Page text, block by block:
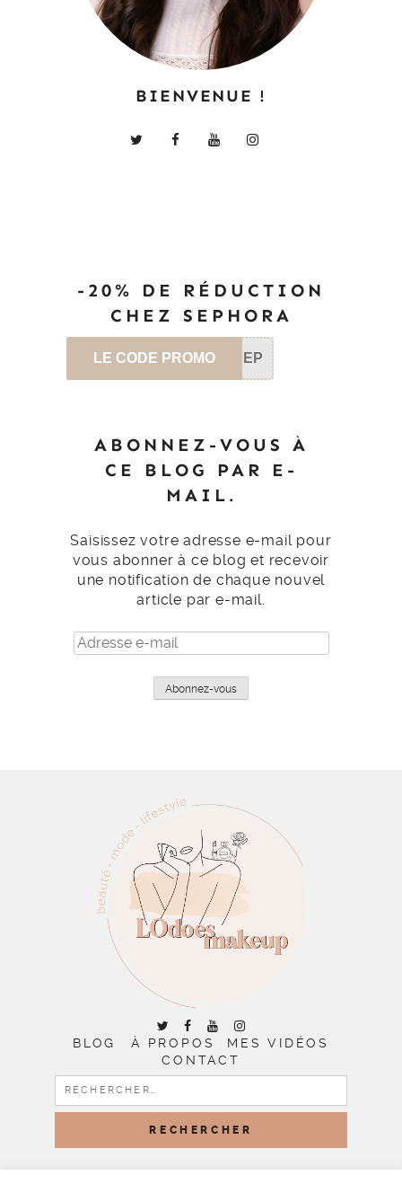
BIENVENUE !
-20% DE RÉDUCTION
CHEZ SEPHORA
LE CODE PROMO SEP
ABONNEZ-VOUS À
CE BLOG PAR E-
MAIL.
Saisissez votre adresse e-mail pour
vous abonner à ce blog et recevoir
une notification de chaque nouvel
article par e-mail.
Adresse
e-
Abonnez-vous
BLOG À PROPOS
MES VIDÉOS
CONTACT
RECHERCHER :